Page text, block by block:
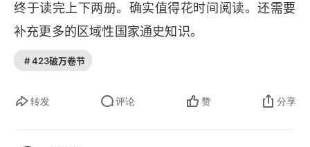
出建成有效现代政府的三大条件，那就是战争、民
主化出现在官僚体系建立之后、以及有效的社会动
终于读完上下两册。确实值得花时间阅读。还需要
补充更多的区域性国家通史知识。
# 423破万卷节
转发 评论 赞 分享